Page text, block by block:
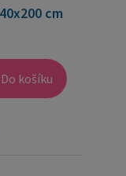
cm
Do košíku